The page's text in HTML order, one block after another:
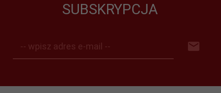
SUBSKRYPCJA
-- wpisz adres e-mail --